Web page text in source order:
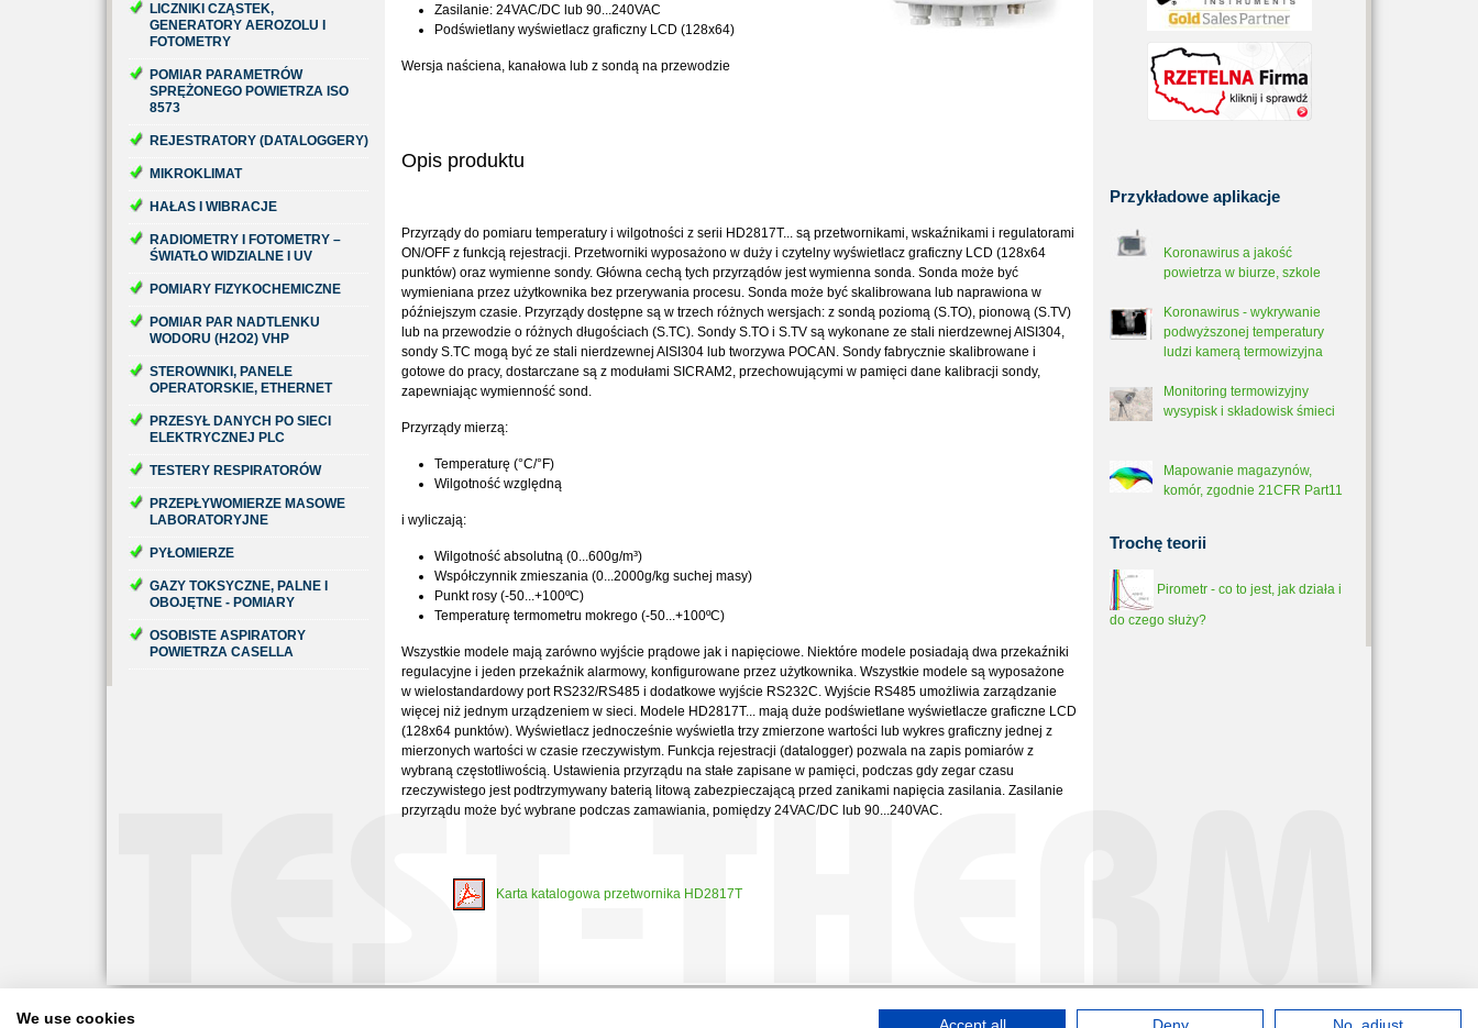
Zasilanie: 24VAC/DC lub 90...240VAC
Podświetlany wyświetlacz graficzny LCD (128x64)
Wersja naściena, kanałowa lub z sondą na przewodzie
Opis produktu
Przyrządy do pomiaru temperatury i wilgotności z serii HD2817T... są przetwornikami, wskaźnikami i regulatorami
ON/OFF z funkcją rejestracji. Przetworniki wyposażono w duży i czytelny wyświetlacz graficzny LCD (128x64
punktów) oraz wymienne sondy. Główna cechą tych przyrządów jest wymienna sonda. Sonda może być
wymieniana przez użytkownika bez przerywania procesu. Sonda może być skalibrowana lub naprawiona w
późniejszym czasie. Przyrządy dostępne są w trzech różnych wersjach: z sondą poziomą (S.TO), pionową (S.TV)
lub na przewodzie o różnych długościach (S.TC). Sondy S.TO i S.TV są wykonane ze stali nierdzewnej AISI304,
sondy S.TC mogą być ze stali nierdzewnej AISI304 lub tworzywa POCAN. Sondy fabrycznie skalibrowane i
gotowe do pracy, dostarczane są z modułami SICRAM2, przechowującymi w pamięci dane kalibracji sondy,
zapewniając wymienność sond.
Przyrządy mierzą:
Temperaturę (°C/°F)
Wilgotność względną
i wyliczają:
Wilgotność absolutną (0...600g/m³)
Współczynnik zmieszania (0...2000g/kg suchej masy)
Punkt rosy (-50...+100ºC)
Temperaturę termometru mokrego (-50...+100ºC)
Wszystkie modele mają zarówno wyjście prądowe jak i napięciowe. Niektóre modele posiadają dwa przekaźniki
regulacyjne i jeden przekaźnik alarmowy, konfigurowane przez użytkownika. Wszystkie modele są wyposażone
w wielostandardowy port RS232/RS485 i dodatkowe wyjście RS232C. Wyjście RS485 umożliwia zarządzanie
więcej niż jednym urządzeniem w sieci. Modele HD2817T... mają duże podświetlane wyświetlacze graficzne LCD
(128x64 punktów). Wyświetlacz jednocześnie wyświetla trzy zmierzone wartości lub wykres graficzny jednej z
mierzonych wartości w czasie rzeczywistym. Funkcja rejestracji (datalogger) pozwala na zapis pomiarów z
wybraną częstotliwością. Ustawienia przyrządu na stałe zapisane w pamięci, podczas gdy zegar czasu
rzeczywistego jest podtrzymywany baterią litową zabezpieczającą przed zanikami napięcia zasilania. Zasilanie
przyrządu może być wybrane podczas zamawiania, pomiędzy 24VAC/DC lub 90...240VAC.
Karta katalogowa przetwornika HD2817T
LICZNIKI CZĄSTEK,
GENERATORY AEROZOLU I
FOTOMETRY
POMIAR PARAMETRÓW
SPRĘŻONEGO POWIETRZA ISO
8573
REJESTRATORY (DATALOGGERY)
MIKROKLIMAT
HAŁAS I WIBRACJE
RADIOMETRY I FOTOMETRY –
ŚWIATŁO WIDZIALNE I UV
POMIARY FIZYKOCHEMICZNE
POMIAR PAR NADTLENKU
WODORU (H2O2) VHP
STEROWNIKI, PANELE
OPERATORSKIE, ETHERNET
PRZESYŁ DANYCH PO SIECI
ELEKTRYCZNEJ PLC
TESTERY RESPIRATORÓW
PRZEPŁYWOMIERZE MASOWE
LABORATORYJNE
PYŁOMIERZE
GAZY TOKSYCZNE, PALNE I
OBOJĘTNE - POMIARY
OSOBISTE ASPIRATORY
POWIETRZA CASELLA
Przykładowe aplikacje
Koronawirus a jakość
powietrza w biurze, szkole
Koronawirus - wykrywanie
podwyższonej temperatury
ludzi kamerą termowizyjna
Monitoring termowizyjny
wysypisk i składowisk śmieci
Mapowanie magazynów,
komór, zgodnie 21CFR Part11
Trochę teorii
Pirometr - co to jest, jak działa i
do czego służy?
We use cookies